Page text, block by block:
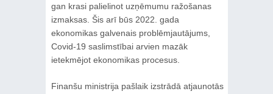
gan krasi palielinot uzņēmumu ražošanas
izmaksas. Šis arī būs 2022. gada
ekonomikas galvenais problēmjautājums,
Covid-19 saslimstībai arvien mazāk
ietekmējot ekonomikas procesus.
Finanšu ministrija pašlaik izstrādā atjaunotās